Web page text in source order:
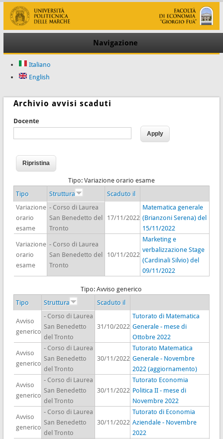
Navigazione
Italiano
English
Archivio avvisi scaduti
Docente
Tipo: Variazione orario esame
Tipo
Struttura
Scaduto il
Variazione
orario
esame
- Corso di Laurea
San Benedetto del
Tronto
17/11/2022
Matematica generale
(Brianzoni Serena) del
15/11/2022
Variazione
orario
esame
- Corso di Laurea
San Benedetto del
Tronto
10/11/2022
Marketing e
verbalizzazione Stage
(Cardinali Silvio) del
09/11/2022
Tipo: Avviso generico
Tipo
Struttura Scaduto il
Avviso
generico
- Corso di Laurea
San Benedetto
del Tronto
31/10/2022
Tutorato di Matematica
Generale - mese di
Ottobre 2022
Avviso
generico
- Corso di Laurea
San Benedetto
del Tronto
30/11/2022
Tutorato Matematica
Generale - Novembre
2022 (aggiornamento)
Avviso
generico
- Corso di Laurea
San Benedetto
del Tronto
30/11/2022
Tutorato Economia
Politica II - mese di
Novembre 2022
Avviso
generico
- Corso di Laurea
San Benedetto
del Tronto
30/11/2022
Tutorato di Economia
Aziendale - Novembre
2022